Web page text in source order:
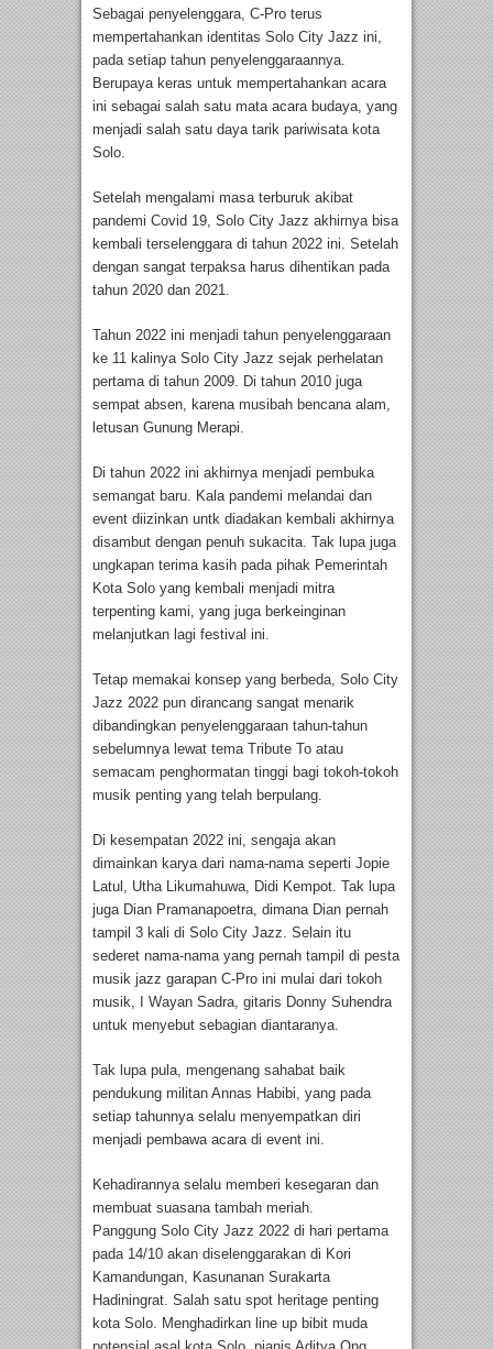
Sebagai penyelenggara, C-Pro terus
mempertahankan identitas Solo City Jazz ini,
pada setiap tahun penyelenggaraannya.
Berupaya keras untuk mempertahankan acara
ini sebagai salah satu mata acara budaya, yang
menjadi salah satu daya tarik pariwisata kota
Solo.
Setelah mengalami masa terburuk akibat
pandemi Covid 19, Solo City Jazz akhirnya bisa
kembali terselenggara di tahun 2022 ini. Setelah
dengan sangat terpaksa harus dihentikan pada
tahun 2020 dan 2021.
Tahun 2022 ini menjadi tahun penyelenggaraan
ke 11 kalinya Solo City Jazz sejak perhelatan
pertama di tahun 2009. Di tahun 2010 juga
sempat absen, karena musibah bencana alam,
letusan Gunung Merapi.
Di tahun 2022 ini akhirnya menjadi pembuka
semangat baru. Kala pandemi melandai dan
event diizinkan untk diadakan kembali akhirnya
disambut dengan penuh sukacita. Tak lupa juga
ungkapan terima kasih pada pihak Pemerintah
Kota Solo yang kembali menjadi mitra
terpenting kami, yang juga berkeinginan
melanjutkan lagi festival ini.
Tetap memakai konsep yang berbeda, Solo City
Jazz 2022 pun dirancang sangat menarik
dibandingkan penyelenggaraan tahun-tahun
sebelumnya lewat tema Tribute To atau
semacam penghormatan tinggi bagi tokoh-tokoh
musik penting yang telah berpulang.
Di kesempatan 2022 ini, sengaja akan
dimainkan karya dari nama-nama seperti Jopie
Latul, Utha Likumahuwa, Didi Kempot. Tak lupa
juga Dian Pramanapoetra, dimana Dian pernah
tampil 3 kali di Solo City Jazz. Selain itu
sederet nama-nama yang pernah tampil di pesta
musik jazz garapan C-Pro ini mulai dari tokoh
musik, I Wayan Sadra, gitaris Donny Suhendra
untuk menyebut sebagian diantaranya.
Tak lupa pula, mengenang sahabat baik
pendukung militan Annas Habibi, yang pada
setiap tahunnya selalu menyempatkan diri
menjadi pembawa acara di event ini.
Kehadirannya selalu memberi kesegaran dan
membuat suasana tambah meriah.
Panggung Solo City Jazz 2022 di hari pertama
pada 14/10 akan diselenggarakan di Kori
Kamandungan, Kasunanan Surakarta
Hadiningrat. Salah satu spot heritage penting
kota Solo. Menghadirkan line up bibit muda